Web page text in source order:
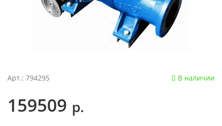
Арт.: 794295 В наличии
159509 р.